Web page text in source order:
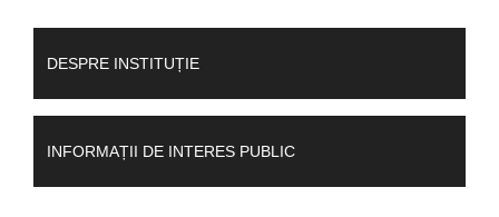
DESPRE INSTITUȚIE
INFORMAȚII DE INTERES PUBLIC